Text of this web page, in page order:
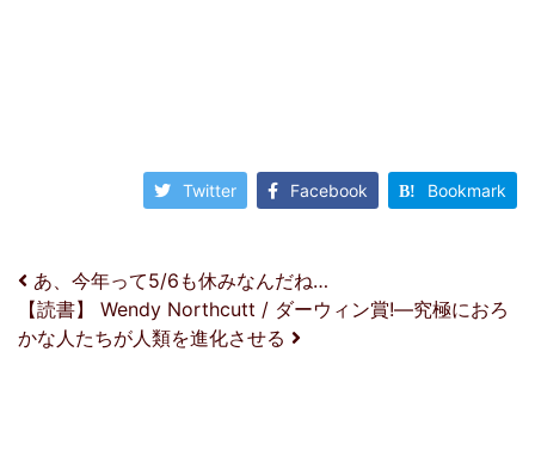
Twitter Facebook Bookmark
投稿ナビゲーション
あ、今年って5/6も休みなんだね…
【読書】 Wendy Northcutt / ダーウィン賞!―究極におろ
かな人たちが人類を進化させる